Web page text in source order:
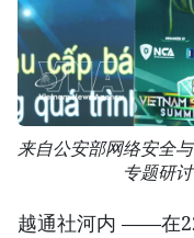
来自公安部网络安全
专题研
越通社河内 ——在